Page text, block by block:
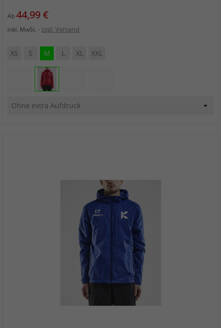
AbPreis
44,99 €
inkl. MwSt. zzgl. Versand
XS S M L XL XXL